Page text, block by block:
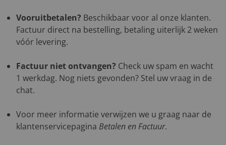
Vooruitbetalen? Beschikbaar voor al onze klanten.
Factuur direct na bestelling, betaling uiterlijk 2 weken
vóór levering.
Factuur niet ontvangen? Check uw spam en wacht
1 werkdag. Nog niets gevonden? Stel uw vraag in de
chat.
Voor meer informatie verwijzen we u graag naar de
klantenservicepagina Betalen en Factuur.